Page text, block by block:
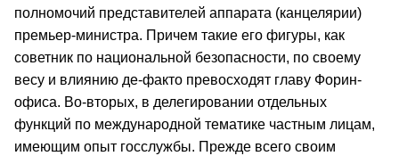
полномочий представителей аппарата (канцелярии)
премьер-министра. Причем такие его фигуры, как
советник по национальной безопасности, по своему
весу и влиянию де-факто превосходят главу Форин-
офиса. Во-вторых, в делегировании отдельных
функций по международной тематике частным лицам,
имеющим опыт госслужбы. Прежде всего своим